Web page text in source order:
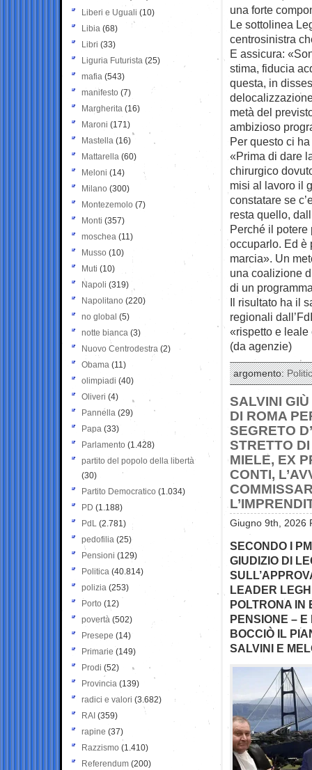
una forte
Le sottolinea
centrosinistra
E assicura:
stima, fiducia
questa, in
metà del
ambizioso
Per questo ci
«Prima di dare
chirurgico
misi al lavoro il
constatare se
resta quello,
Perché il
occuparlo. Ed è
marcia». Un
una coalizione
di un
Il risultato ha il
regionali
«rispetto e
(da agenzie)
argomento:
SALVINI
DI ROMA
SEGRETO
STRETTO
MIELE, EX
CONTI,
Giugno 9th, 2026
SECONDO I
GIUDIZIO DI
LEADER
POLTRONA IN
PENSIONE –
BOCCIÒ IL
SALVINI E
Liberi e Uguali (10)
Libia (68)
Libri (33)
Liguria Futurista (25)
mafia (543)
manifesto (7)
Margherita (16)
Maroni (171)
Mastella (16)
Mattarella (60)
Meloni (14)
Milano (300)
Montezemolo (7)
Monti (357)
moschea (11)
Musso (10)
Muti (10)
Napoli (319)
Napolitano (220)
no global (5)
notte bianca (3)
Nuovo Centrodestra (2)
Obama (11)
olimpiadi (40)
Oliveri (4)
Pannella (29)
Papa (33)
Parlamento (1.428)
partito del popolo della libertà
(30)
Partito Democratico (1.034)
PD (1.188)
PdL (2.781)
pedofilia (25)
Pensioni (129)
Politica (40.814)
polizia (253)
Porto (12)
povertà (502)
Presepe (14)
Primarie (149)
Prodi (52)
Provincia (139)
radici e valori (3.682)
RAI (359)
rapine (37)
Razzismo (1.410)
Referendum (200)